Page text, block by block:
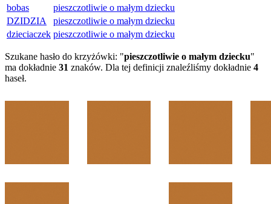
bobas
pieszczotliwie o małym dziecku
DZIDZIA
pieszczotliwie o małym dziecku
dzieciaczek pieszczotliwie o małym dziecku
Szukane hasło do krzyżówki: "pieszczotliwie o małym dziecku"
ma dokładnie 31 znaków. Dla tej definicji znaleźliśmy dokładnie 4
haseł.